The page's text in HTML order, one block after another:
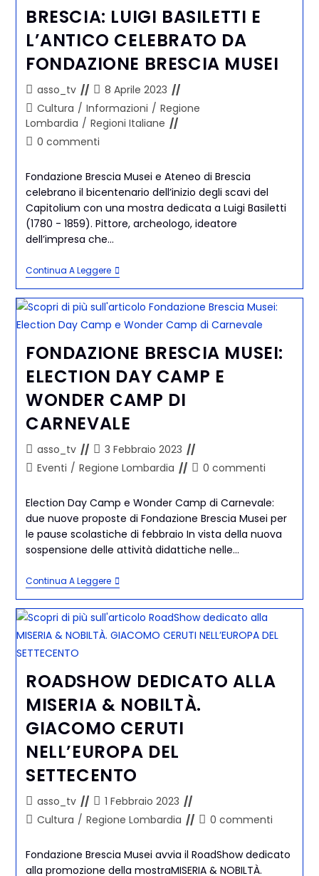
BRESCIA: LUIGI BASILETTI E
L’ANTICO CELEBRATO DA
FONDAZIONE BRESCIA MUSEI
asso_tv
8 Aprile 2023
Cultura / Informazioni / Regione
Lombardia / Regioni Italiane
0 commenti
Fondazione Brescia Musei e Ateneo di Brescia
celebrano il bicentenario dell’inizio degli scavi del
Capitolium con una mostra dedicata a Luigi Basiletti
(1780 - 1859). Pittore, archeologo, ideatore
dell’impresa che…
Continua A Leggere
FONDAZIONE BRESCIA MUSEI:
ELECTION DAY CAMP E
WONDER CAMP DI
CARNEVALE
asso_tv
3 Febbraio 2023
Eventi / Regione Lombardia 0 commenti
Election Day Camp e Wonder Camp di Carnevale:
due nuove proposte di Fondazione Brescia Musei per
le pause scolastiche di febbraio In vista della nuova
sospensione delle attività didattiche nelle…
Continua A Leggere
ROADSHOW DEDICATO ALLA
MISERIA & NOBILTÀ.
GIACOMO CERUTI
NELL’EUROPA DEL
SETTECENTO
asso_tv
1 Febbraio 2023
Cultura / Regione Lombardia 0 commenti
Fondazione Brescia Musei avvia il RoadShow dedicato
alla promozione della mostraMISERIA & NOBILTÀ.